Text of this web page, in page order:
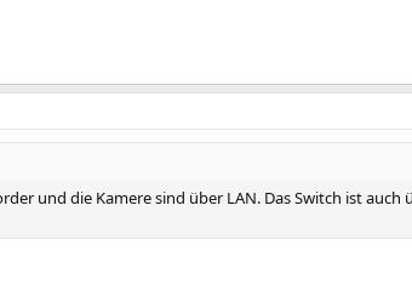
und die Kamere sind über LAN. Das Switch ist auch